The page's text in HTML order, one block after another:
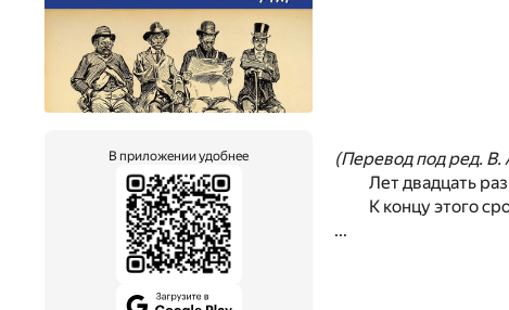
В приложении удобнее
(Перевод под ред. В.
Лет двадцать
К концу этого
...